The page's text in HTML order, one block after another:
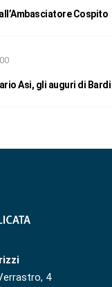
Cospito
Asi, gli auguri di Bardi
4